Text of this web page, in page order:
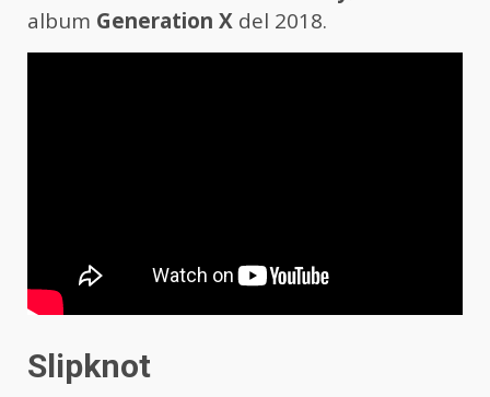
album Generation X del 2018.
Slipknot